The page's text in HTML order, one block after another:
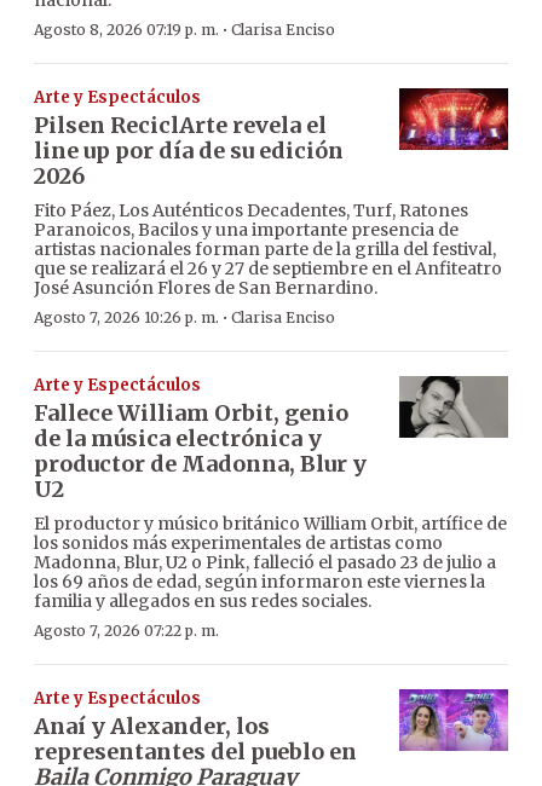
Agosto 8, 2026 07:19 p. m. · Clarisa Enciso
Arte y Espectáculos
Pilsen ReciclArte revela el
line up por día de su edición
2026
Fito Páez, Los Auténticos Decadentes, Turf, Ratones
Paranoicos, Bacilos y una importante presencia de
artistas nacionales forman parte de la grilla del festival,
que se realizará el 26 y 27 de septiembre en el Anfiteatro
José Asunción Flores de San Bernardino.
Agosto 7, 2026 10:26 p. m. · Clarisa Enciso
Arte y Espectáculos
Fallece William Orbit, genio
de la música electrónica y
productor de Madonna, Blur y
U2
El productor y músico británico William Orbit, artífice de
los sonidos más experimentales de artistas como
Madonna, Blur, U2 o Pink, falleció el pasado 23 de julio a
los 69 años de edad, según informaron este viernes la
familia y allegados en sus redes sociales.
Agosto 7, 2026 07:22 p. m.
Arte y Espectáculos
Anaí y Alexander, los
representantes del pueblo en
Baila Conmigo Paraguay